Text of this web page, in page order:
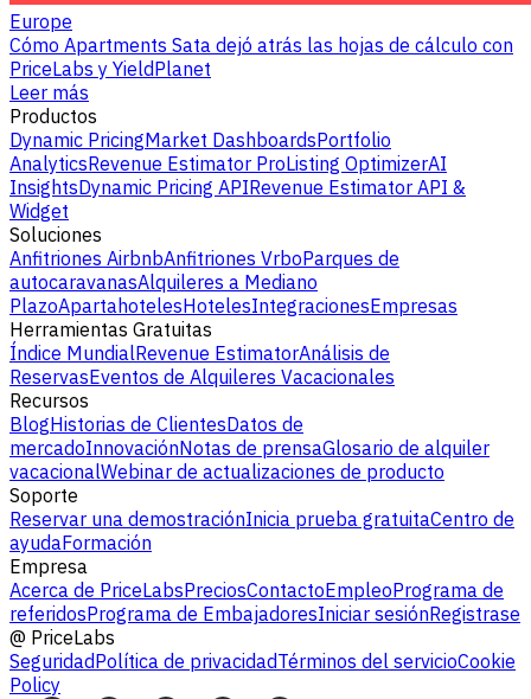
Europe
Cómo Apartments Sata dejó atrás las hojas de cálculo con
PriceLabs y YieldPlanet
Leer más
Productos
Dynamic PricingMarket DashboardsPortfolio
AnalyticsRevenue Estimator ProListing OptimizerAI
InsightsDynamic Pricing APIRevenue Estimator API &
Widget
Soluciones
Anfitriones AirbnbAnfitriones VrboParques de
autocaravanasAlquileres a Mediano
PlazoApartahotelesHotelesIntegracionesEmpresas
Herramientas Gratuitas
Índice MundialRevenue EstimatorAnálisis de
ReservasEventos de Alquileres Vacacionales
Recursos
BlogHistorias de ClientesDatos de
mercadoInnovaciónNotas de prensaGlosario de alquiler
vacacionalWebinar de actualizaciones de producto
Soporte
Reservar una demostraciónInicia prueba gratuitaCentro de
ayudaFormación
Empresa
Acerca de PriceLabsPreciosContactoEmpleoPrograma de
referidosPrograma de EmbajadoresIniciar sesiónRegistrase
@ PriceLabs
SeguridadPolítica de privacidadTérminos del servicioCookie
Policy